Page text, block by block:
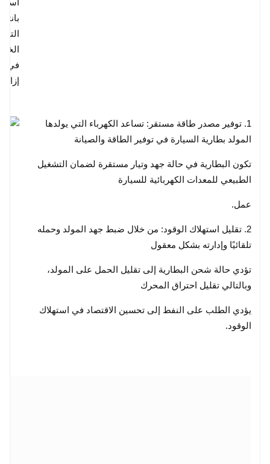
في
1. توفير مصدر طاقة مستقر: تساعد الكهرباء التي يولدها
المولد بطارية السيارة في توفير الطاقة والصيانة
تكون البطارية في حالة جهد وتيار مستقرة لضمان التشغيل
الطبيعي للمعدات الكهربائية للسيارة
عمل.
2. تقليل استهلاك الوقود: من خلال ضبط جهد المولد وحمله
تلقائيًا وإدارته بشكل معقول
تؤدي حالة شحن البطارية إلى تقليل الحمل على المولد،
وبالتالي تقليل احتراق المحرك
يؤدي الطلب على النفط إلى تحسين الاقتصاد في استهلاك
الوقود.